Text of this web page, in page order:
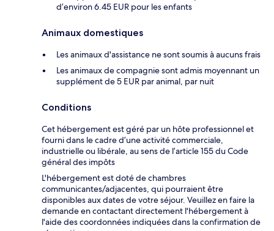
d’environ 6.45 EUR pour les enfants
Animaux domestiques
Les animaux d'assistance ne sont soumis à aucuns frais
Les animaux de compagnie sont admis moyennant un
supplément de 5 EUR par animal, par nuit
Conditions
Cet hébergement est géré par un hôte professionnel et
fourni dans le cadre d’une activité commerciale,
industrielle ou libérale, au sens de l’article 155 du Code
général des impôts
L'hébergement est doté de chambres
communicantes/adjacentes, qui pourraient être
disponibles aux dates de votre séjour. Veuillez en faire la
demande en contactant directement l'hébergement à
l'aide des coordonnées indiquées dans la confirmation de